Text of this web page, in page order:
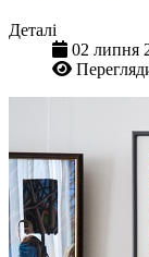
Деталі
02 липня